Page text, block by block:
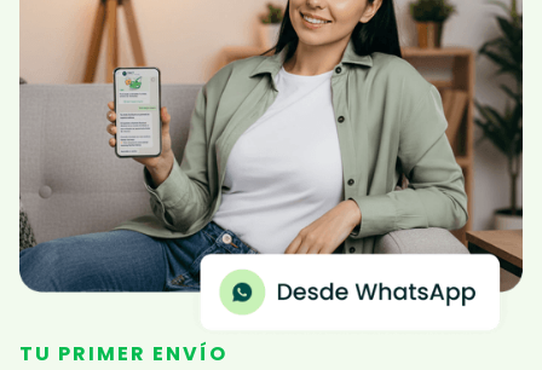
TU PRIMER ENVÍO